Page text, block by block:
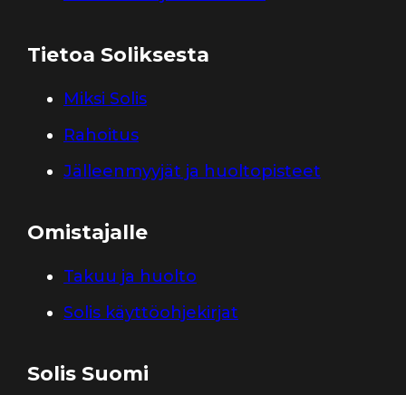
Tietoa Soliksesta
Miksi Solis
Rahoitus
Jälleenmyyjät ja huoltopisteet
Omistajalle
Takuu ja huolto
Solis käyttöohjekirjat
Solis Suomi